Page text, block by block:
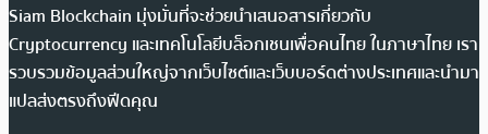
Siam Blockchain มุ่งมั่นที่จะช่วยนำเสนอสารเกี่ยวกับ
Cryptocurrency และเทคโนโลยีบล็อกเชนเพื่อคนไทย ในภาษาไทย เรา
รวบรวมข้อมูลส่วนใหญ่จากเว็บไซต์และเว็บบอร์ดต่างประเทศและนำมา
แปลส่งตรงถึงฟีดคุณ